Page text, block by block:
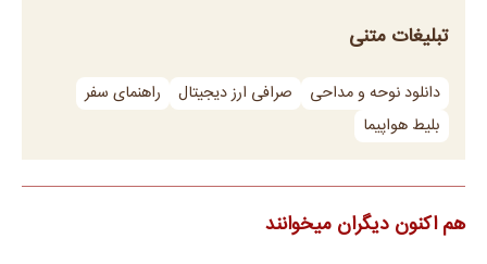
تبلیغات متنی
دانلود نوحه و مداحی صرافی ارز دیجیتال
راهنمای سفر
بلیط هواپیما
هم اکنون دیگران میخوانند